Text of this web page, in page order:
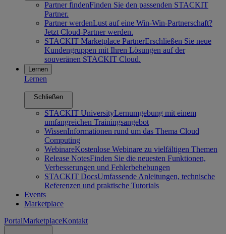
Partner findenFinden Sie den passenden STACKIT
Partner.
Partner werdenLust auf eine Win-Win-Partnerschaft?
Jetzt Cloud-Partner werden.
STACKIT Marketplace PartnerErschließen Sie neue
Kundengruppen mit Ihren Lösungen auf der
souveränen STACKIT Cloud.
Lernen
Lernen
Schließen
STACKIT UniversityLernumgebung mit einem
umfangreichen Trainingsangebot
WissenInformationen rund um das Thema Cloud
Computing
WebinareKostenlose Webinare zu vielfältigen Themen
Release NotesFinden Sie die neuesten Funktionen,
Verbesserungen und Fehlerbehebungen
STACKIT DocsUmfassende Anleitungen, technische
Referenzen und praktische Tutorials
Events
Marketplace
PortalMarketplaceKontakt